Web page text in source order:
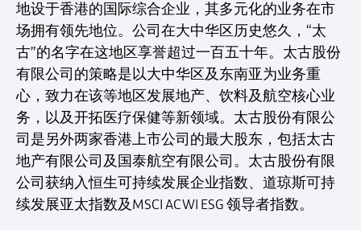
地设于香港的国际综合企业，其多元化的业务在市
场拥有领先地位。公司在大中华区历史悠久，“太
古”的名字在这地区享誉超过一百五十年。太古股份
有限公司的策略是以大中华区及东南亚为业务重
心，致力在该等地区发展地产、饮料及航空核心业
务，以及开拓医疗保健等新领域。太古股份有限公
司是另外两家香港上市公司的最大股东，包括太古
地产有限公司及国泰航空有限公司。太古股份有限
公司获纳入恒生可持续发展企业指数、道琼斯可持
续发展亚太指数及MSCI ACWI ESG 领导者指数。